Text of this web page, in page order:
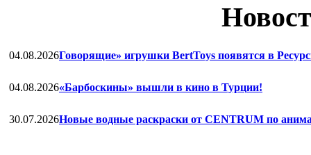
04.08.2026Говорящие» игрушки BertToys появятся в
04.08.2026«Барбоскины» вышли в кино в Турции!
30.07.2026Новые водные раскраски от CENTRUM по